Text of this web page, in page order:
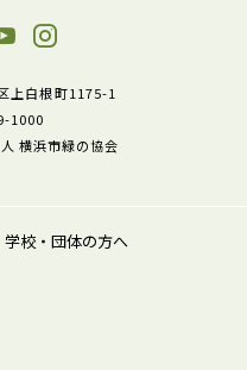
上白根町1175-1
1000
横浜市緑の協会
学校・団体の方へ